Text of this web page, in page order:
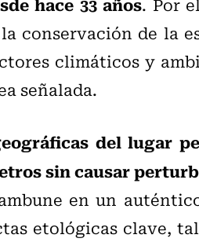
conservación de la
climáticos y
señalada.
del lugar
sin causar
en un
etológicas clave,